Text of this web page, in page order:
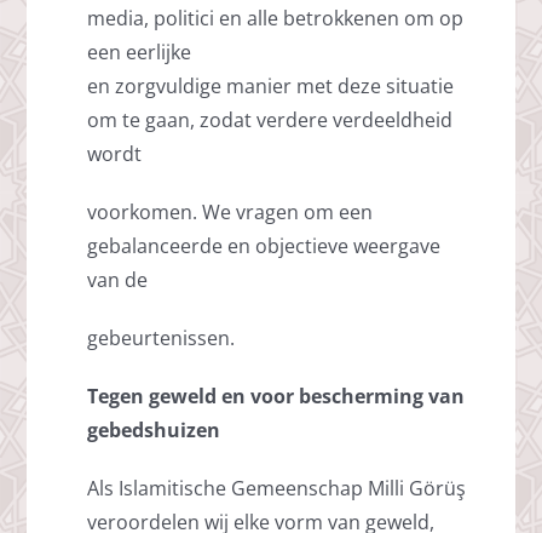
media, politici en alle betrokkenen om op
een eerlijke
en zorgvuldige manier met deze situatie
om te gaan, zodat verdere verdeeldheid
wordt
voorkomen. We vragen om een
gebalanceerde en objectieve weergave
van de
gebeurtenissen.
Tegen geweld en voor bescherming van
gebedshuizen
Als Islamitische Gemeenschap Milli Görüş
veroordelen wij elke vorm van geweld,